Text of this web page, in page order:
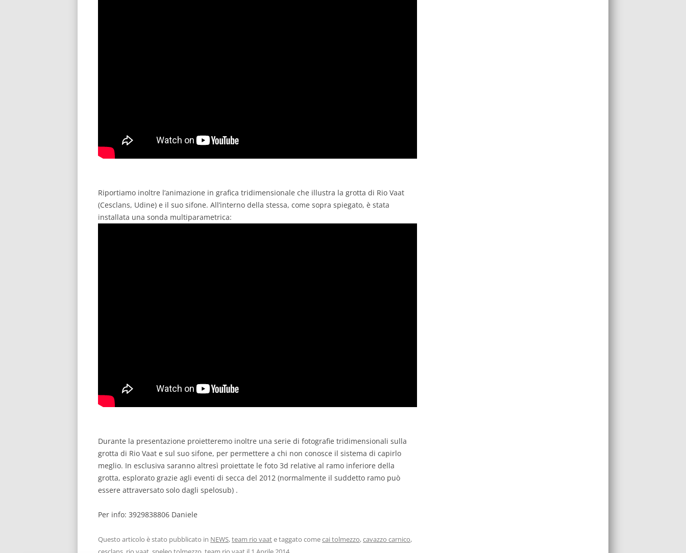
Riportiamo inoltre l’animazione in grafica tridimensionale che illustra la grotta di Rio Vaat
(Cesclans, Udine) e il suo sifone. All’interno della stessa, come sopra spiegato, è stata
installata una sonda multiparametrica:
Durante la presentazione proietteremo inoltre una serie di fotografie tridimensionali sulla
grotta di Rio Vaat e sul suo sifone, per permettere a chi non conosce il sistema di capirlo
meglio. In esclusiva saranno altresì proiettate le foto 3d relative al ramo inferiore della
grotta, esplorato grazie agli eventi di secca del 2012 (normalmente il suddetto ramo può
essere attraversato solo dagli spelosub) .
Per info: 3929838806 Daniele
Questo articolo è stato pubblicato in NEWS,team rio vaate taggato comecai tolmezzo,cavazzo carnico,